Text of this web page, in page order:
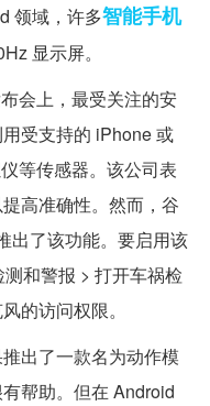
领域，许多智能手机
显示屏。
会上，最受关注的安
受支持的 iPhone 或
等传感器。该公司表
高准确性。然而，谷
出了该功能。要启用该
和警报 > 打开车祸检
的访问权限。
出了一款名为动作模
帮助。但在 Android